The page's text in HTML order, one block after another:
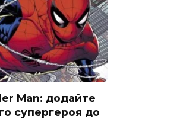
Man: додайте
супергероя до